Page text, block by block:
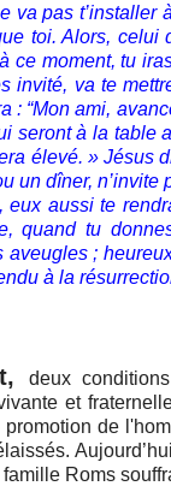
va pas
toi. Alors,
ce moment, tu
invité, va te
: “Mon ami,
seront à la table
élevé. » Jésus
un dîner, n’invite
aussi te
quand tu
;
à la
deux
et
de
famille Roms